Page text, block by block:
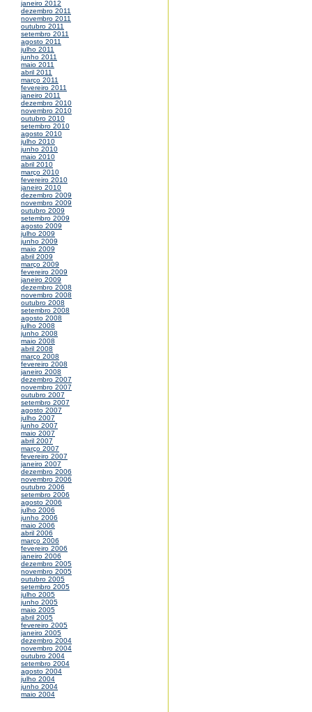
janeiro 2012
dezembro 2011
novembro 2011
outubro 2011
setembro 2011
agosto 2011
julho 2011
junho 2011
maio 2011
abril 2011
março 2011
fevereiro 2011
janeiro 2011
dezembro 2010
novembro 2010
outubro 2010
setembro 2010
agosto 2010
julho 2010
junho 2010
maio 2010
abril 2010
março 2010
fevereiro 2010
janeiro 2010
dezembro 2009
novembro 2009
outubro 2009
setembro 2009
agosto 2009
julho 2009
junho 2009
maio 2009
abril 2009
março 2009
fevereiro 2009
janeiro 2009
dezembro 2008
novembro 2008
outubro 2008
setembro 2008
agosto 2008
julho 2008
junho 2008
maio 2008
abril 2008
março 2008
fevereiro 2008
janeiro 2008
dezembro 2007
novembro 2007
outubro 2007
setembro 2007
agosto 2007
julho 2007
junho 2007
maio 2007
abril 2007
março 2007
fevereiro 2007
janeiro 2007
dezembro 2006
novembro 2006
outubro 2006
setembro 2006
agosto 2006
julho 2006
junho 2006
maio 2006
abril 2006
março 2006
fevereiro 2006
janeiro 2006
dezembro 2005
novembro 2005
outubro 2005
setembro 2005
julho 2005
junho 2005
maio 2005
abril 2005
fevereiro 2005
janeiro 2005
dezembro 2004
novembro 2004
outubro 2004
setembro 2004
agosto 2004
julho 2004
junho 2004
maio 2004